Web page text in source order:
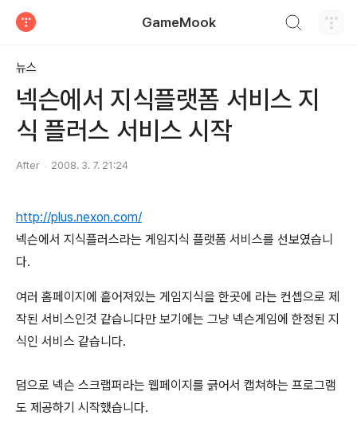
GameMook
뉴스
넥슨에서 지식플랫폼 서비스 지
식 플러스 서비스 시작
After 2008. 3. 7. 21:24
http://plus.nexon.com/
넥슨에서 지식플러스라는 게임지식 플랫폼 서비스를 선보였습니
다.
여러 홈페이지에 흩어져있는 게임지식을 한곳에 라는 컨셉으로 제
작된 서비스인것 같습니다만 보기에는 그냥 넥슨게임에 한정된 지
식인 서비스 같습니다.
덤으로 넥슨 스크랩퍼라는 웹페이지를 긁어서 캡쳐하는 프로그램
도 제공하기 시작했습니다.